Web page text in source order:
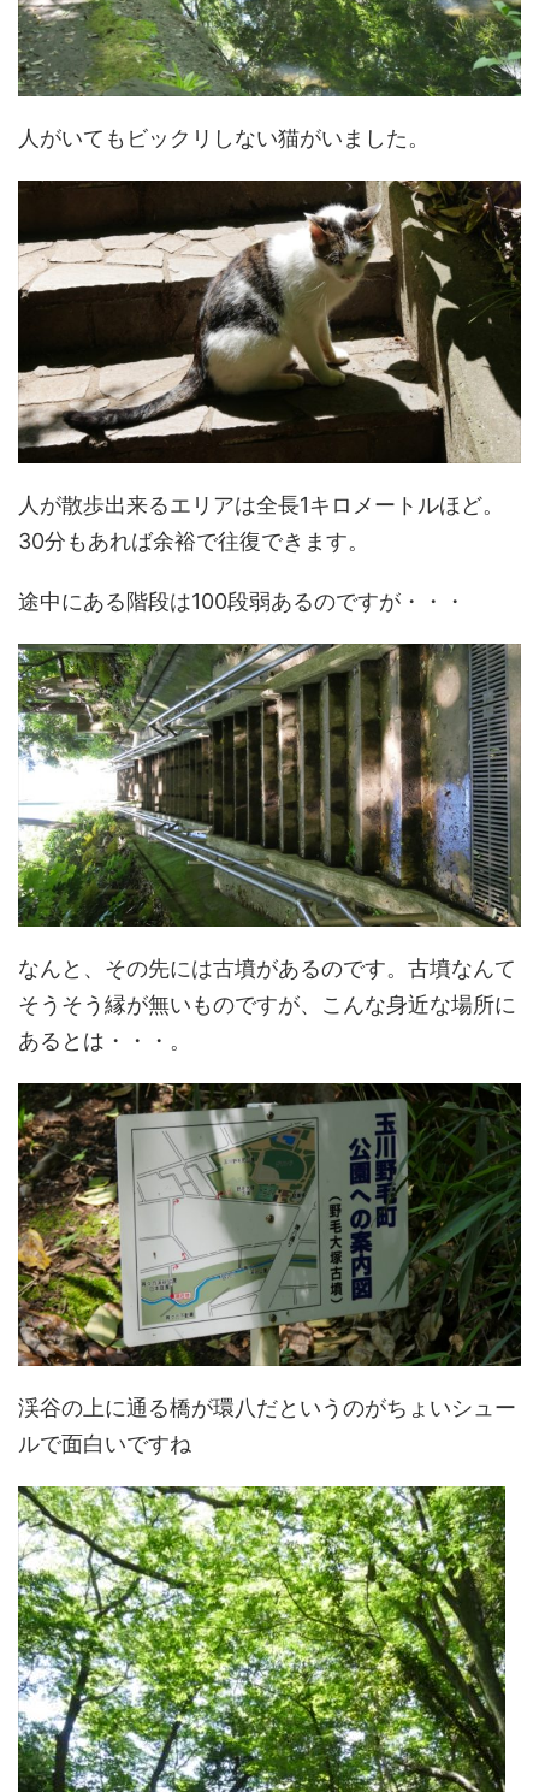
人がいてもビックリしない猫がいました。
人が散歩出来るエリアは全長1キロメートルほど。
30分もあれば余裕で往復できます。
途中にある階段は100段弱あるのですが・・・
なんと、その先には古墳があるのです。古墳なんて
そうそう縁が無いものですが、こんな身近な場所に
あるとは・・・。
渓谷の上に通る橋が環八だというのがちょいシュー
ルで面白いですね